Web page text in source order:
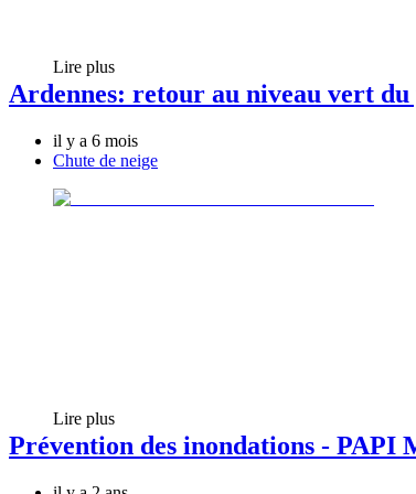
Lire plus
Ardennes: retour au niveau vert
il y a 6 mois
Chute de neige
Lire plus
Prévention des inondations - PAPI